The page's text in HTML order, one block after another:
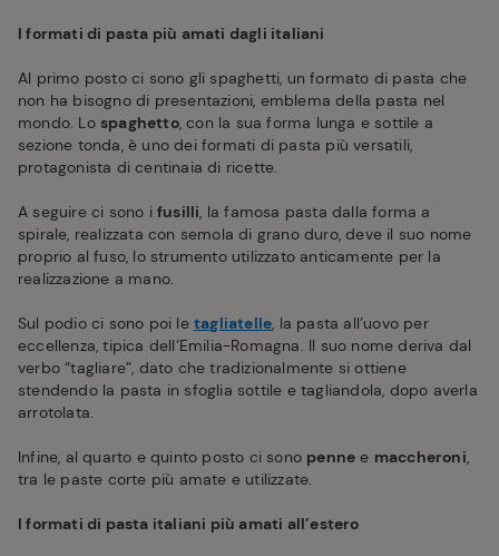
I formati di pasta più amati dagli italiani
Al primo posto ci sono gli spaghetti, un formato di pasta che
non ha bisogno di presentazioni, emblema della pasta nel
mondo. Lo spaghetto, con la sua forma lunga e sottile a
sezione tonda, è uno dei formati di pasta più versatili,
protagonista di centinaia di ricette.
A seguire ci sono i fusilli, la famosa pasta dalla forma a
spirale, realizzata con semola di grano duro, deve il suo nome
proprio al fuso, lo strumento utilizzato anticamente per la
realizzazione a mano.
Sul podio ci sono poi le tagliatelle, la pasta all’uovo per
eccellenza, tipica dell’Emilia-Romagna. Il suo nome deriva dal
verbo “tagliare”, dato che tradizionalmente si ottiene
stendendo la pasta in sfoglia sottile e tagliandola, dopo averla
arrotolata.
Infine, al quarto e quinto posto ci sono penne e maccheroni,
tra le paste corte più amate e utilizzate.
I formati di pasta italiani più amati all’estero